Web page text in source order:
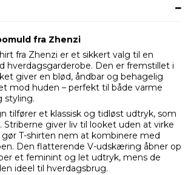
fra Zhenzi
fra Zhenzi er et sikkert valg til en
hverdagsgarderobe. Den er fremstillet i
giver en blød, åndbar og behagelig
mod huden – perfekt til både varme
styling.
tilfører et klassisk og tidløst udtryk, som
Striberne giver liv til looket uden at virke
T-shirten nem at kombinere med
Den flatterende V-udskæring åbner op
et feminint og let udtryk, mens de
ideel til hverdagsbrug.